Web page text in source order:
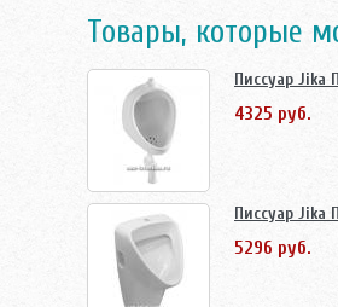
Товары, которые
Писсуар Jika
4325 руб.
Писсуар Jika
5296 руб.